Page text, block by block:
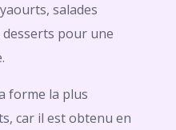
salades
pour une
forme la plus
car il est obtenu en